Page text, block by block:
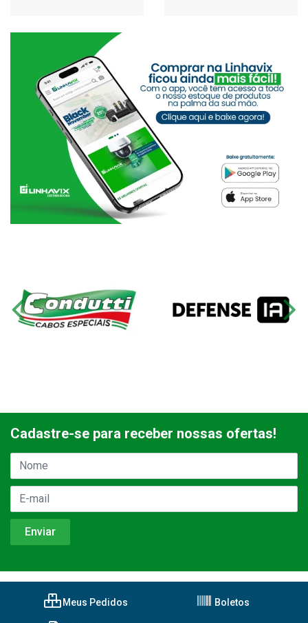
Cadastre-se para receber nossas ofertas!
Meus Pedidos Boletos